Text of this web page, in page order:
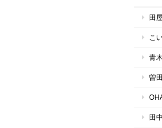
田
こ
青
曽
田